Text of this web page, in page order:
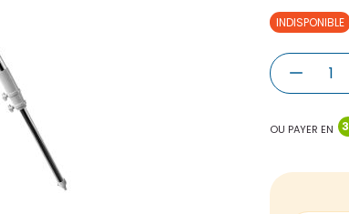
INDISPONIBLE
OU PAYER EN